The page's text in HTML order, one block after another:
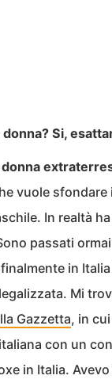
Si,
vuole sfondare
In realtà
passati
in
Mi
Gazzetta, in
con un
in Italia.